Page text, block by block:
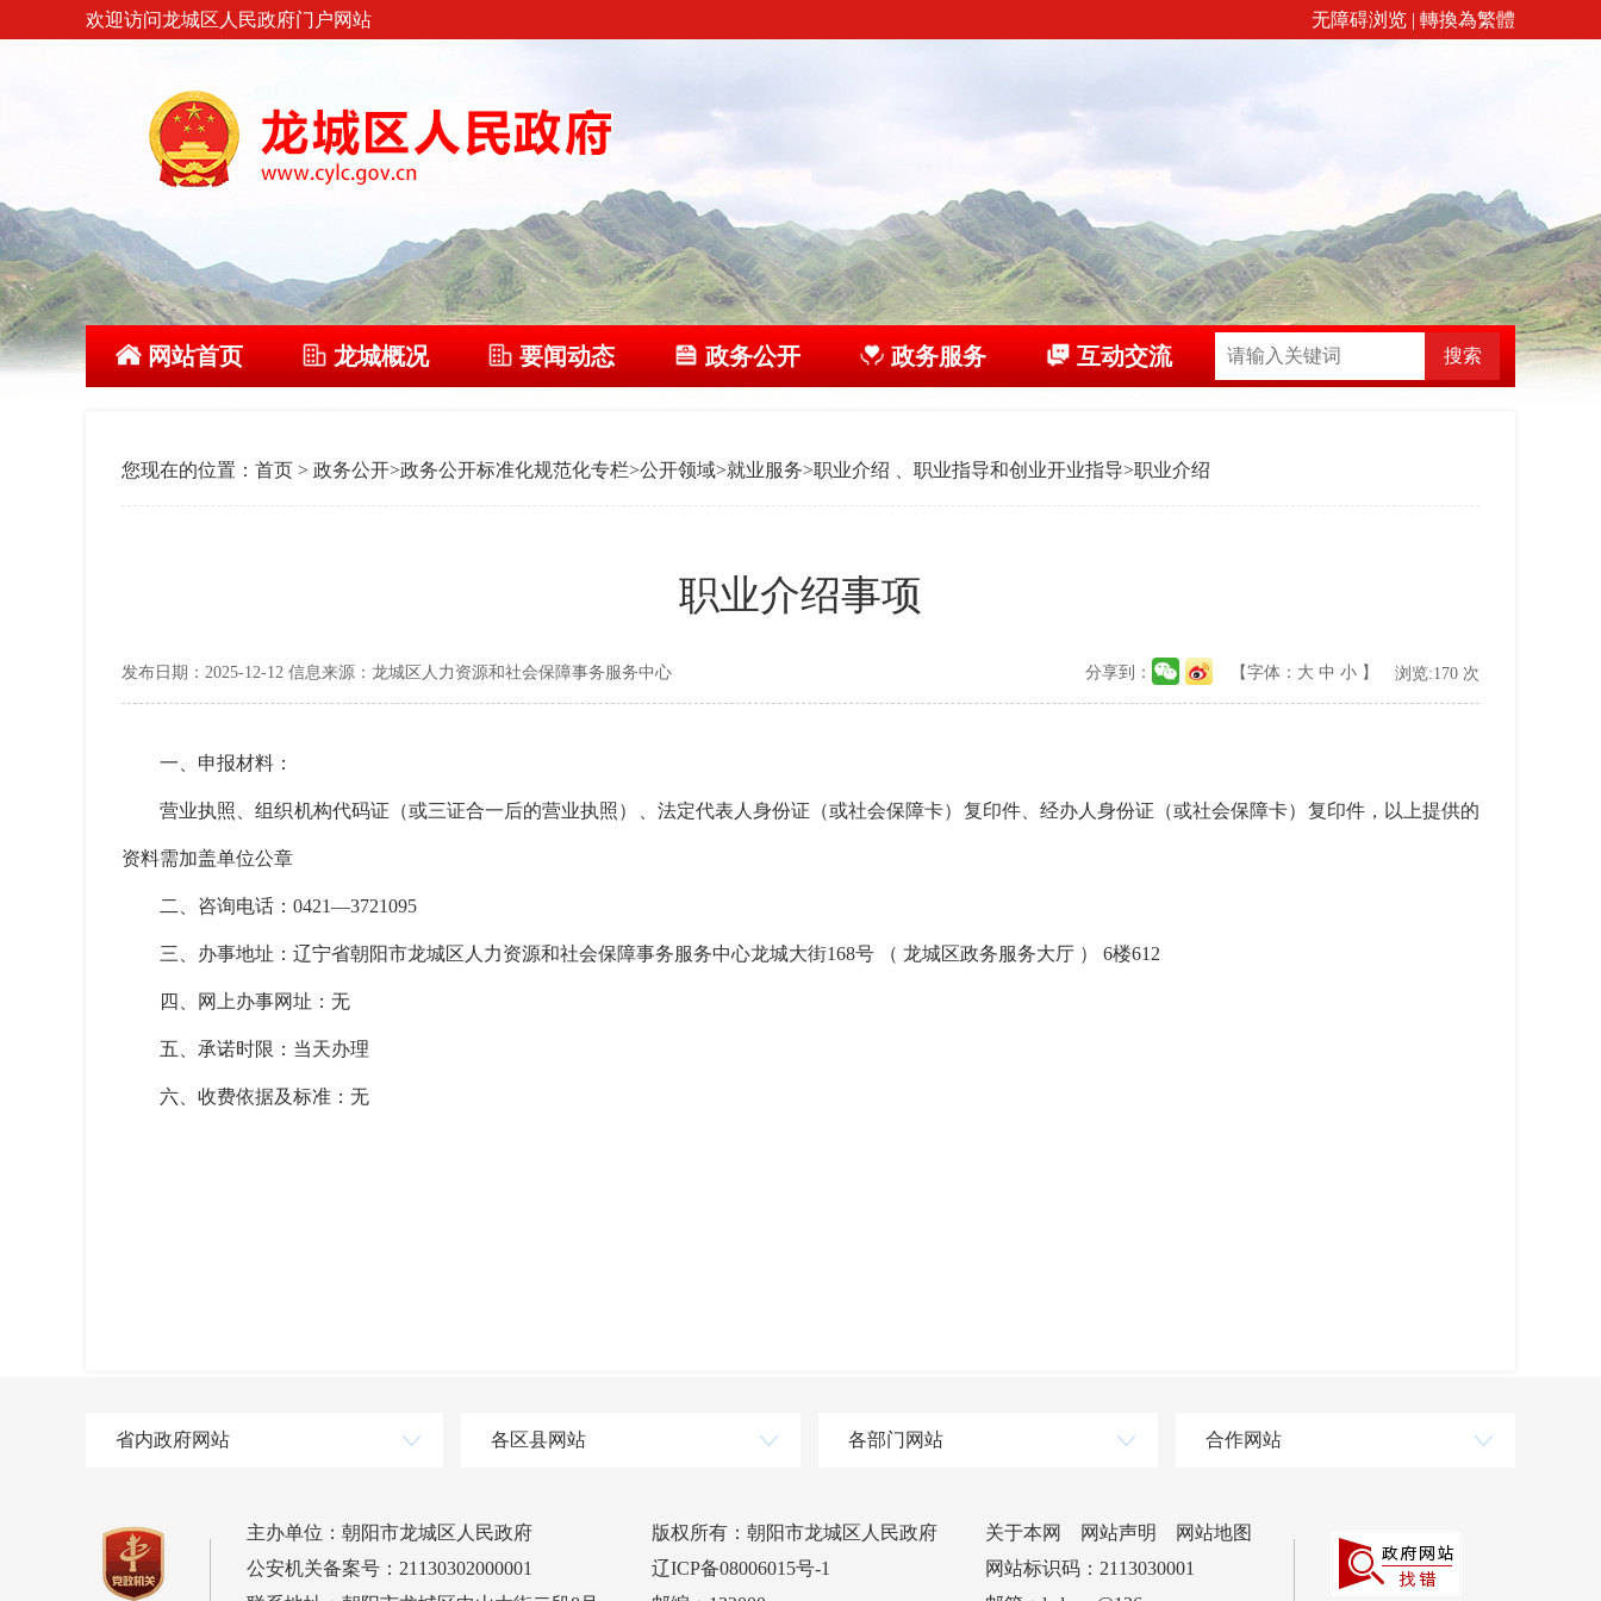
欢迎访问龙城区人民政府门户网站 无障碍浏览 | 轉換為繁體
网站首页 龙城概况 要闻动态 政务公开 政务服务 互动交流 搜索
您现在的位置： 首页 > 政务公开>政务公开标准化规范化专栏>公开领域>就业服务>职业介绍 、职业指导和创业开业指导>职业介绍
职业介绍事项
发布日期：2025-12-12 信息来源：龙城区人力资源和社会保障事务服务中心 【字体： 大 中 小 】 浏览:170 次
分享到：
一、申报材料：
营业执照、组织机构代码证（或三证合一后的营业执照）、法定代表人身份证（或社会保障卡）复印件、经办人身份证（或社会保障卡）复印件，以上提供的
资料需加盖单位公章
二、咨询电话：0421—3721095
三、办事地址：辽宁省朝阳市龙城区人力资源和社会保障事务服务中心龙城大街168号 （ 龙城区政务服务大厅 ） 6楼612
四、网上办事网址：无
五、承诺时限：当天办理
六、收费依据及标准：无
省内政府网站 各区县网站 各部门网站 合作网站
主办单位：朝阳市龙城区人民政府
公安机关备案号：21130302000001
版权所有：朝阳市龙城区人民政府
辽ICP备08006015号-1
关于本网 网站声明
网站地图
网站标识码：2113030001